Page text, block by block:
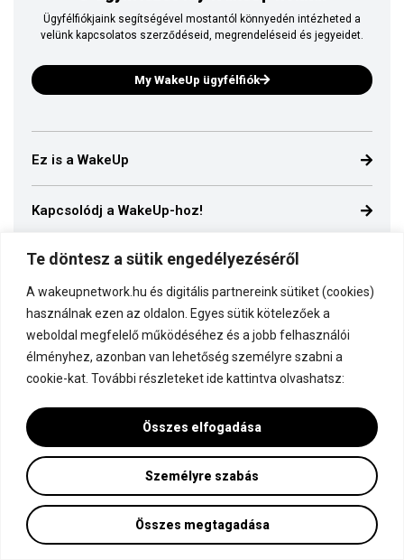
Te döntesz a sütik engedélyezéséről
A wakeupnetwork.hu és digitális partnereink sütiket (cookies)
használnak ezen az oldalon. Egyes sütik kötelezőek a
weboldal megfelelő működéséhez és a jobb felhasználói
élményhez, azonban van lehetőség személyre szabni a
cookie-kat. További részleteket ide kattintva olvashatsz:
Személyre szabás
Összes megtagadása
Összes elfogadása
Ügyfélfiókjaink segítségével mostantól könnyedén intézheted a
velünk kapcsolatos szerződéseid, megrendeléseid és jegyeidet.
My WakeUp ügyfélfiók
Ez is a WakeUp
Kapcsolódj a WakeUp-hoz!
Dokumentáció
Adatvédelmi és cookie beállítások
Minden jog fenntartva! © WakeUp Network 2015-2026 by Marczinka Mátyás